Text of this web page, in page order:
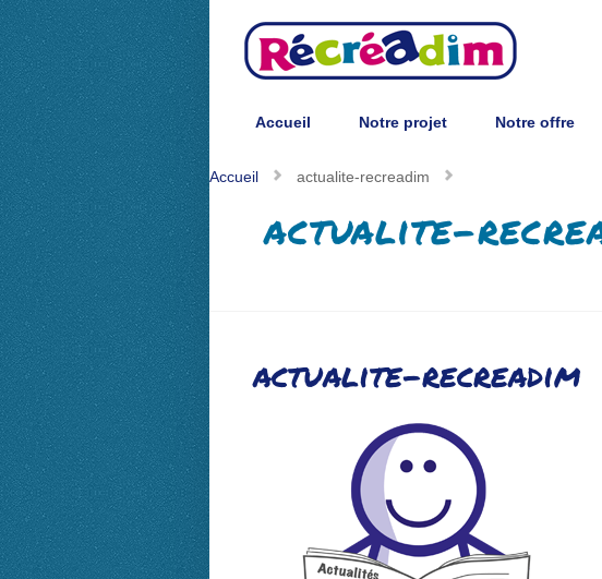
Accueil
Accueil
Notre projet
Notre projet
Notre offre
Accueil actualite-recreadim
actualite-
actualite-recreadim